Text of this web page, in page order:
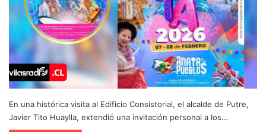
En una histórica visita al Edificio Consistorial, el alcalde de Putre,
Javier Tito Huaylla, extendió una invitación personal a los…